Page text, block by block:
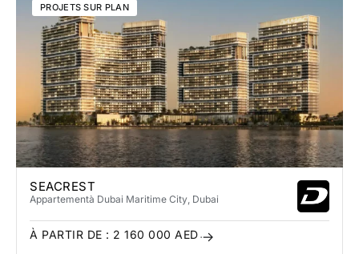
PROJETS SUR PLAN
SEACREST
Appartementà Dubai Maritime City , Dubai
À PARTIR DE : 2 160 000 AED